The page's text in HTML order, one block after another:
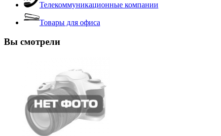
Телекоммуникационные компании
Товары для офиса
Вы смотрели